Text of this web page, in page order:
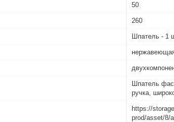
50
260
Шпатель - 1
Шпатель
ручка,
https://
prod/asset/8/